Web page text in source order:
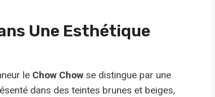
Une Esthétique
le Chow Chow se distingue par une
dans des teintes brunes et beiges,